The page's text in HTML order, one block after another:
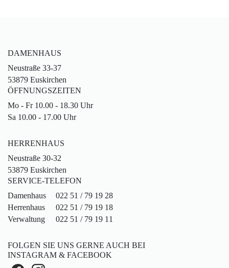
DAMENHAUS
Neustraße 33-37
53879 Euskirchen
ÖFFNUNGSZEITEN
Mo - Fr 10.00 - 18.30 Uhr
Sa 10.00 - 17.00 Uhr
HERRENHAUS
Neustraße 30-32
53879 Euskirchen
SERVICE-TELEFON
Damenhaus
022 51 / 79 19 28
Herrenhaus
022 51 / 79 19 18
Verwaltung
022 51 / 79 19 11
FOLGEN SIE UNS GERNE AUCH BEI
INSTAGRAM & FACEBOOK